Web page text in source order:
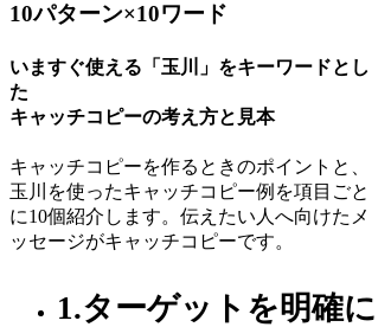
10パターン×10ワード
いますぐ使える「玉川」をキーワードとし
た
キャッチコピーの考え方と見本
キャッチコピーを作るときのポイントと、
玉川を使ったキャッチコピー例を項目ごと
に10個紹介します。伝えたい人へ向けたメ
ッセージがキャッチコピーです。
1.ターゲットを明確に